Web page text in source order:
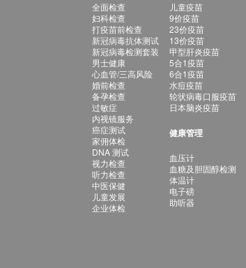
全面检查
妇科检查
打疫苗前检查
新冠病毒抗体测试
新冠病毒检测套装
男士健康
心血管/三高风险
婚前检查
备孕检查
过敏症
内视镜服务
癌症测试
家佣体检
DNA 测试
视力检查
听力检查
中医保健
儿童发展
企业体检
儿童疫苗
9价疫苗
23价疫苗
13价疫苗
甲型肝炎疫苗
5合1疫苗
6合1疫苗
水痘疫苗
轮状病毒口服疫苗
日本脑炎疫苗
健康管理
血压计
血糖及胆固醇检测
体温计
电子磅
助听器